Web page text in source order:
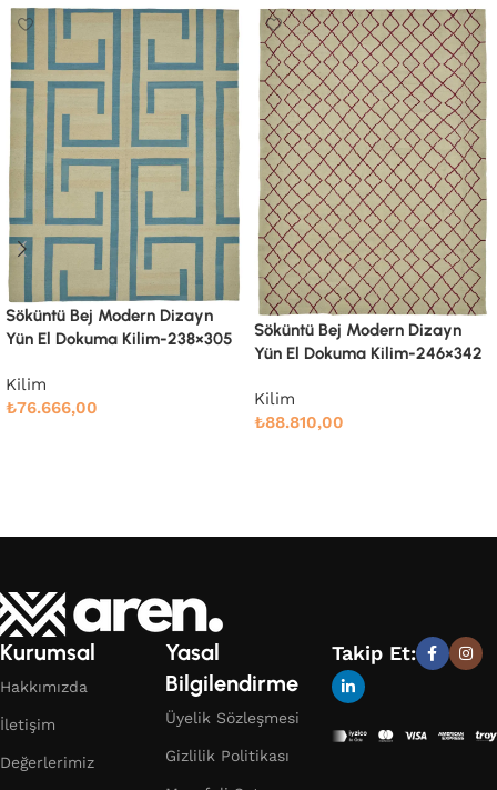
Söküntü Bej Modern Dizayn
Kilim
88.810,00
Söküntü Bej Modern Dizayn
Yün El Dokuma Kilim-260×334
₺91.661,00
Devamını oku
Kurumsal
Hakkımızda
İletişim
Değerlerimiz
Yasal
Bilgilendirme
Üyelik Sözleşmesi
Gizlilik Politikası
Takip Et: